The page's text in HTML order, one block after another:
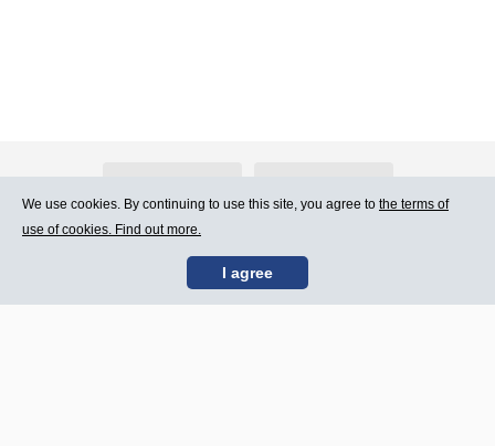
Contact Us Terms of Use
We use cookies. By continuing to use this site, you agree to the terms of
use of cookies. Find out more.
I agree